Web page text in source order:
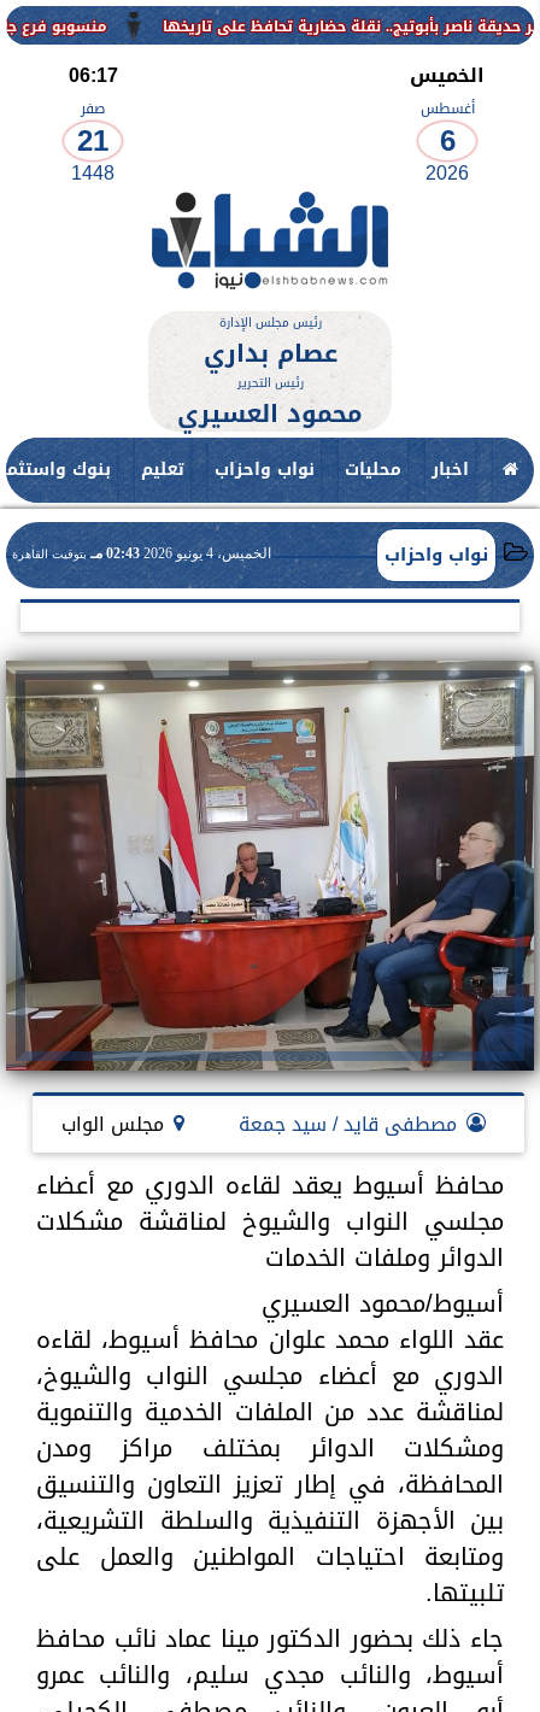
منسوبو فرع جامعة الأزهر
الخميس
أغسطس
6
2026
06:17
صفر
21
1448
رئيس مجلس الإدارة
عصام بداري
رئيس التحرير
محمود العسيري
اخبار محليات نواب واحزاب تعليم بنوك
نواب واحزاب الخميس، 4 يونيو 2026 02:43 مـ بتوقيت القاهرة
مصطفى قايد / سيد جمعة مجلس الواب
محافظ أسيوط يعقد لقاءه الدوري مع أعضاء
مجلسي النواب والشيوخ لمناقشة مشكلات
الدوائر وملفات الخدمات
أسيوط/محمود العسيري
عقد اللواء محمد علوان محافظ أسيوط، لقاءه
الدوري مع أعضاء مجلسي النواب والشيوخ،
لمناقشة عدد من الملفات الخدمية والتنموية
ومشكلات الدوائر بمختلف مراكز ومدن
المحافظة، في إطار تعزيز التعاون والتنسيق
بين الأجهزة التنفيذية والسلطة التشريعية،
ومتابعة احتياجات المواطنين والعمل على
تلبيتها.
جاء ذلك بحضور الدكتور مينا عماد نائب محافظ
أسيوط، والنائب مجدي سليم، والنائب عمرو